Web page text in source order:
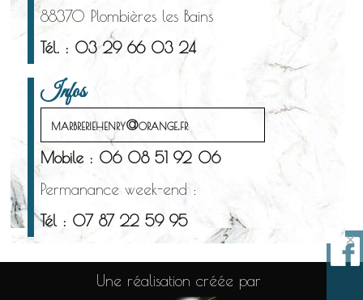
88370 Plombières les Bains
Tél. : 03 29 66 03 24
Infos
marbreriehenry@orange.fr
Mobile : 06 08 51 92 06
Permanance week-end :
Tél : 07 87 22 59 95
Une réalisation créée par
×